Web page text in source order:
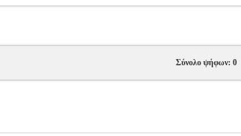
Σύνολο ψήφων: 0